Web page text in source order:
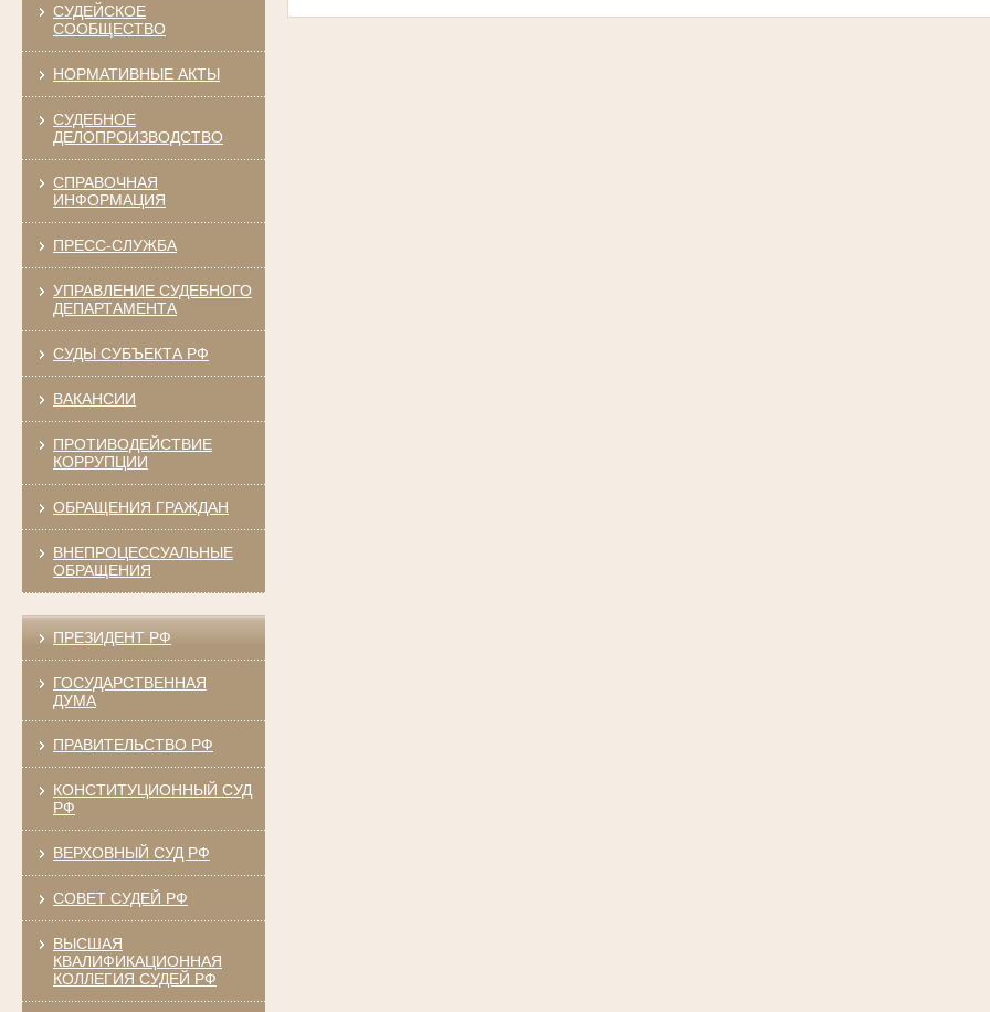
СУДЕЙСКОЕ
СООБЩЕСТВО
НОРМАТИВНЫЕ АКТЫ
СУДЕБНОЕ
ДЕЛОПРОИЗВОДСТВО
СПРАВОЧНАЯ
ИНФОРМАЦИЯ
ПРЕСС-СЛУЖБА
УПРАВЛЕНИЕ СУДЕБНОГО
ДЕПАРТАМЕНТА
СУДЫ СУБЪЕКТА РФ
ВАКАНСИИ
ПРОТИВОДЕЙСТВИЕ
КОРРУПЦИИ
ОБРАЩЕНИЯ ГРАЖДАН
ВНЕПРОЦЕССУАЛЬНЫЕ
ОБРАЩЕНИЯ
ПРЕЗИДЕНТ РФ
ГОСУДАРСТВЕННАЯ
ДУМА
ПРАВИТЕЛЬСТВО РФ
КОНСТИТУЦИОННЫЙ СУД
РФ
ВЕРХОВНЫЙ СУД РФ
СОВЕТ СУДЕЙ РФ
ВЫСШАЯ
КВАЛИФИКАЦИОННАЯ
КОЛЛЕГИЯ СУДЕЙ РФ